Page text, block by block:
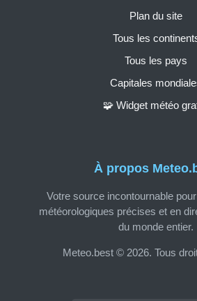
À propos
Votre source incontournable
météorologiques précises et en
du monde entier.
Meteo.best © 2026. Tous
Plan du site
Tous les
Tous les pays
Capitales
🧩 Widget météo